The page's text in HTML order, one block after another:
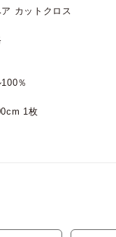
カットクロス
％
1枚